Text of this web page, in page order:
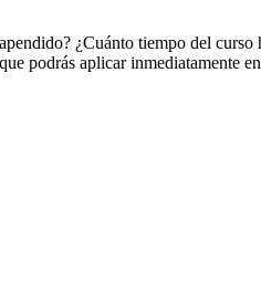
¿Cuánto tiempo del curso
podrás aplicar inmediatamente